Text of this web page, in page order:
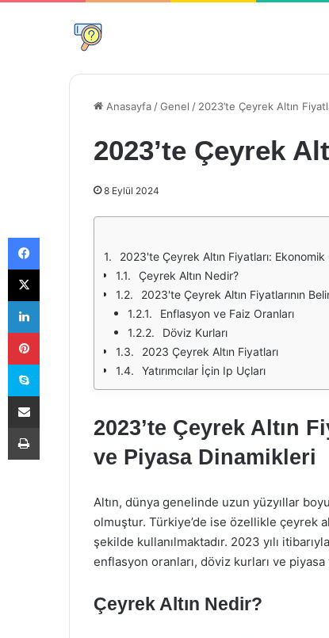
Anasayfa /Genel / 2023’te Çeyrek Altın
2023’te Çeyrek
8 Eylül 2024
2023'te Çeyrek Altın Fiyatları:
Çeyrek Altın Nedir?
2023'te Çeyrek Altın Fiyatlarının
Enflasyon ve Faiz Oranları
Döviz Kurları
2023 Çeyrek Altın Fiyatları
Yatırımcılar İçin Ip Uçları
2023’te Çeyrek Altın
ve Piyasa Dinamikleri
Altın, dünya genelinde uzun yüzyıllar
olmuştur. Türkiye’de ise özellikle çeyrek
şekilde kullanılmaktadır. 2023 yılı
enflasyon oranları, döviz kurları ve
Çeyrek Altın Nedir?
Facebook
X
LinkedIn
Pinterest
Skype
E-Posta ile paylaş